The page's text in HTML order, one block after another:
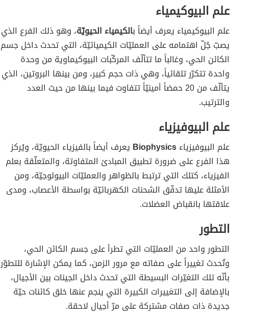
علم البيوكيمياء
علم البيوكيمياء يعرف أيضاً بالكيمياء الحيويّة، وهو ذلك الفرع الذي
يصبّ جُلّ اهتمامه على العمليّات الكيميائيّة، التي تحدث داخل جسم
الكائن الحي، وغالباً ما تتألّف المركّبات البيوكيماوية من وحدة
واحدة تتكرّر تلقائياً، وهي ذات حجم كبير، ومن بينها البروتين، الذي
يتألّف من 20 حمضاً أمينيّاً تتفاوت فيما بينها من حيث العدد
والترتيب.
علم البيوفيزياء
علم البيوفيزياءBiophysics يعرف أيضاً بالفيزياء الحيويّة، ويُركز
هذا الفرع على ضرورة تطبيق المبادئ المتفاوتة، والمتعلّقة بعلم
الفيزياء، كتلك التي ترتبط بالظواهر والعمليّات البيولوجيّة، ومن
الأمثلة عليها تدفّق الشحنات الكهربائيّة بواسطة الأعصاب، ومدى
علاقتها بانقباض العضلات.
التطور
التطور واحد من العمليّات التي تطرأ على جسم الكائن الحي،
وتُحدث تغييراً على صفاته مع مرور الزمن، كما يمكن الإشارة للتطوّر
بأنّه تلك التغيّرات البسيطة التي تحدث داخل الجينات بين الأجيال،
بالإضافة إلى التغييرات الكبيرة التي ينجم عنها خلق كائنات حيّة
جديدة ذات صفات مشتركة على مرّ أجيال لاحقة.